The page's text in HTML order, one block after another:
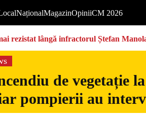
NaționalMagazinOpiniiCM 2026
rezistat lângă infractorul Ștefan
de vegetație
pompierii au